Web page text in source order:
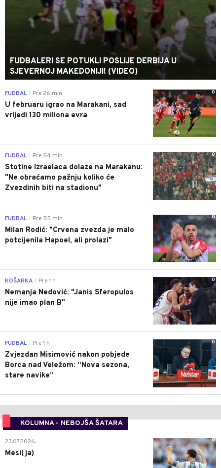
FUDBALERI SE POTUKLI POSLIJE DERBIJA U
SJEVERNOJ MAKEDONIJI! (VIDEO)
0
FUDBAL Pre 26 min
U februaru igrao na Marakani, sad
vrijedi 130 miliona evra
0
FUDBAL Pre 54 min
Stotine Izraelaca dolaze na Marakanu:
"Ne obraćamo pažnju koliko će
Zvezdinih biti na stadionu"
0
FUDBAL Pre 55 min
Milan Rodić: "Crvena zvezda je malo
potcijenila Hapoel, ali prolazi"
0
KOŠARKA Pre 1 h
Nemanja Nedović: "Janis Sferopulos
nije imao plan B"
0
FUDBAL Pre 1 h
Zvjezdan Misimović nakon pobjede
Borca nad Veležom: “Nova sezona,
stare navike”
KOLUMNA - NEBOJŠA ŠATARA
0
23.07.2026.
Mesi(ja)